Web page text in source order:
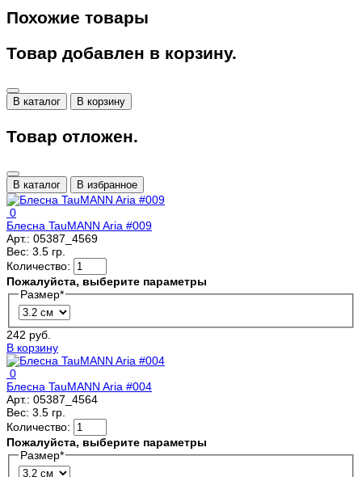
Похожие товары
Товар добавлен в корзину.
В каталог В корзину
Товар отложен.
В каталог В избранное
0
Блесна TauMANN Aria #009
Арт.: 05387_4569
Вес: 3.5 гр.
Количество:
Пожалуйста, выберите параметры
Размер*
242 руб.
В корзину
0
Блесна TauMANN Aria #004
Арт.: 05387_4564
Вес: 3.5 гр.
Количество:
Пожалуйста, выберите параметры
Размер*